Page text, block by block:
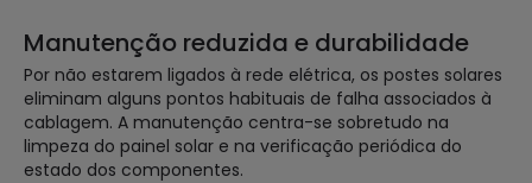
Manutenção reduzida e durabilidade
Por não estarem ligados à rede elétrica, os postes solares
eliminam alguns pontos habituais de falha associados à
cablagem. A manutenção centra-se sobretudo na
limpeza do painel solar e na verificação periódica do
estado dos componentes.